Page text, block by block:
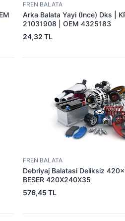
FREN BALATA
Arka Balata Yayi (Ince) Dks |
21031908 | OEM 4325183
24,32 TL
FREN BALATA
Debriyaj Balatasi Deliksiz
BESER 420X240X35
576,45 TL